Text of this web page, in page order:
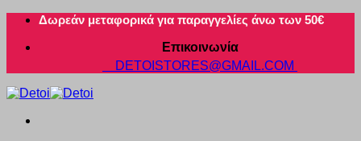
Μετάβαση
περιεχόμενο
Δωρεάν μεταφορικά για παραγγελίες άνω των 50€
Επικοινωνία
DETOISTORES@GMAIL.COM